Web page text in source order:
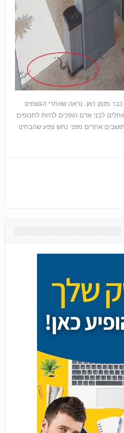
מזמן כאן. נראה שאחרי הגשמים
לבני אדם הופכים להיות לתכופים
אחרים מפני נחש צפע שהבחינו